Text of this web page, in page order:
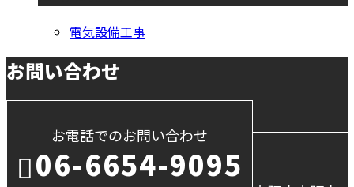
電気設備工事
お問い合わせ
お電話でのお問い合わせ
06-6654-9095